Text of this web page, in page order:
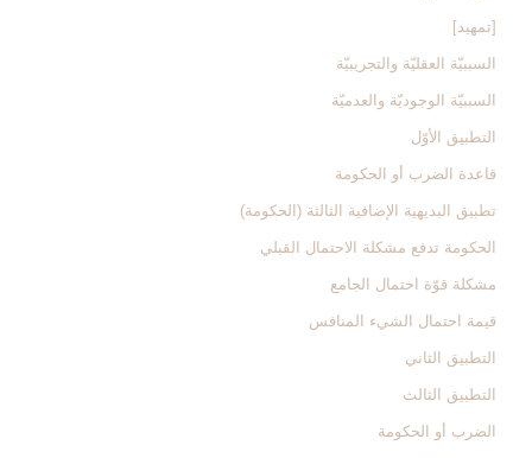
[تمهيد]
السببيّة العقليّة والتجريبيّة
السببيّة الوجوديّة والعدميّة
التطبيق الأوّل‏
قاعدة الضرب أو الحكومة
تطبيق البديهية الإضافية الثالثة (الحكومة)
الحكومة تدفع مشكلة الاحتمال القبلي
مشكلة قوّة احتمال الجامع
قيمة احتمال الشي‏ء المنافس
التطبيق الثاني
التطبيق الثالث‏
الضرب أو الحكومة